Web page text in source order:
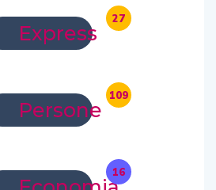
Express
27
Persone
109
16